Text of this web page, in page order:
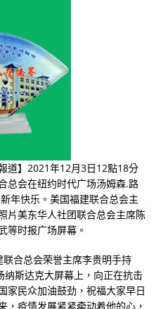
道】2021年12月3日12點18分
总会在纽约时代广场汤姆森.路
年快乐。美国福建联合总会主
片美东华人社团联合总会主席陈
等时报广场屏幕。
合总会荣誉主席李贵明手持
纳斯达克大屏幕上，向正在抗击
家民众加油鼓劲，祝福大家早日
，疫情发展紧紧牵动着他的心，